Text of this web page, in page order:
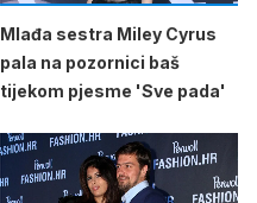
Mlađa sestra Miley Cyrus
pala na pozornici baš
tijekom pjesme 'Sve pada'